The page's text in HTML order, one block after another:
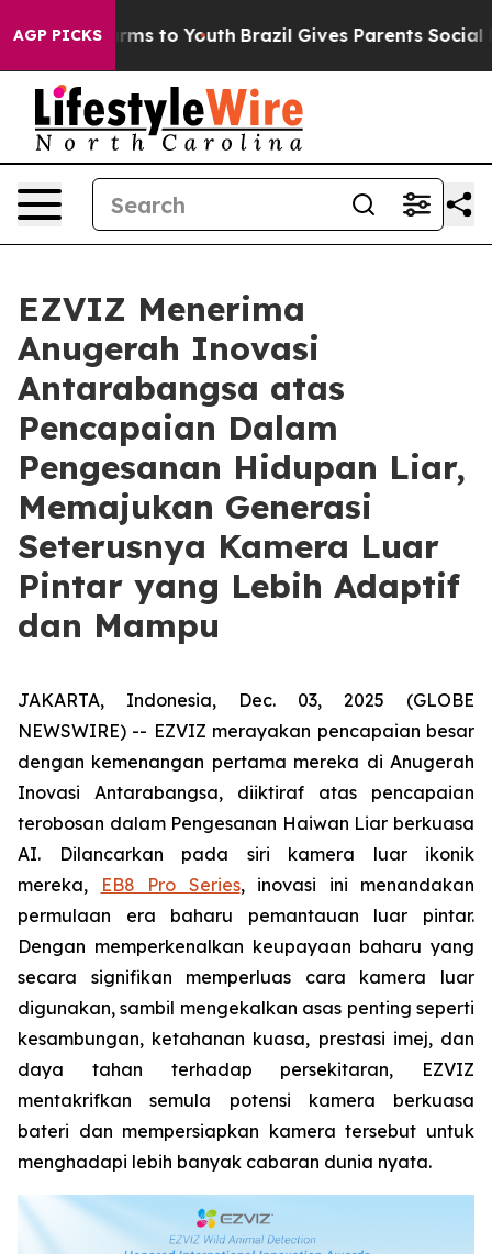
AGP PICKS
Harms to Youth Brazil Gives Parents Social
EZVIZ Menerima
Anugerah Inovasi
Antarabangsa atas
Pencapaian Dalam
Pengesanan Hidupan Liar,
Memajukan Generasi
Seterusnya Kamera Luar
Pintar yang Lebih Adaptif
dan Mampu
JAKARTA, Indonesia, Dec. 03, 2025 (GLOBE
NEWSWIRE) -- EZVIZ merayakan pencapaian besar
dengan kemenangan pertama mereka di Anugerah
Inovasi Antarabangsa, diiktiraf atas pencapaian
terobosan dalam Pengesanan Haiwan Liar berkuasa
AI. Dilancarkan pada siri kamera luar ikonik
mereka,
EB8 Pro Series, inovasi ini menandakan
permulaan era baharu pemantauan luar pintar.
Dengan memperkenalkan keupayaan baharu yang
secara signifikan memperluas cara kamera luar
digunakan, sambil mengekalkan asas penting seperti
kesambungan, ketahanan kuasa, prestasi imej, dan
daya tahan terhadap persekitaran, EZVIZ
mentakrifkan semula potensi kamera berkuasa
bateri dan mempersiapkan kamera tersebut untuk
menghadapi lebih banyak cabaran dunia nyata.